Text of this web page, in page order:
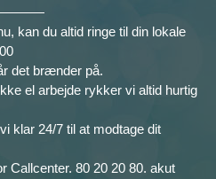
kan du altid ringe til din lokale
det brænder på.
el arbejde rykker vi altid hurtig
klar 24/7 til at modtage dit
Callcenter. 80 20 20 80. akut